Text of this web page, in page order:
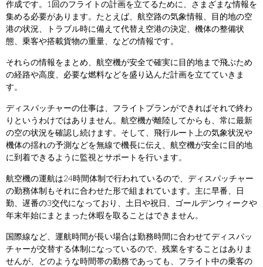
作成です。1回のフライトの計画を立てるために、さまざまな情報を
集める必要があります。たとえば、航空路の気象情報、目的地の空
港の状況、トラブル時に備えて代替え空港の決定、機体の整備状
態、乗客や搭載貨物の重量、などの情報です。
それらの情報をまとめ、航空機が安全で確実に目的地まで飛ぶため
の経路や高度、必要な燃料などを盛り込んだ計画を立てていきま
す。
ディスパッチャーの仕事は、フライトプランができればそれで終わ
りというわけではありません。航空機が離陸してからも、常に最新
の空の状況を確認し続けます。そして、飛行ルート上の気象状況や
機体の揺れの予測などを無線で機長に伝え、航空機が安全に目的地
に到着できるように監視とサポートを行います。
航空機の運航は24時間体制で行われているので、ディスパッチャー
の勤務体制もそれに合わせた形で組まれています。主に早番、日
勤、遅番の3交代になっており、土日や祝日、ゴールデンウィークや
年末年始にまとまった休暇を取ることはできません。
国際線など、運航時間が長い場合は勤務時間に合わせてディスパッ
チャーが交替する体制になっているので、残業をすることはありま
せんが、どのような時間帯の勤務であっても、フライト中の乗客の